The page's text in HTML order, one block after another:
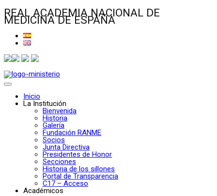
REAL ACADEMIA NACIONAL DE
MEDICINA DE ESPAÑA
Inicio
La Institución
Bienvenida
Historia
Galería
Fundación RANME
Socios
Junta Directiva
Presidentes de Honor
Secciones
Historia de los sillones
Portal de Transparencia
C17 – Acceso
Académicos